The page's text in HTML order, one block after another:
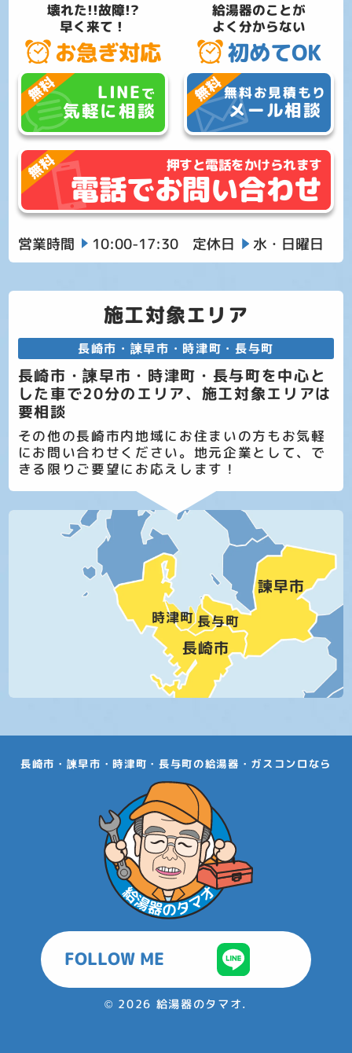
壊れた!!故障!?
早く来て！
お急ぎ対応
LINEで
気軽に相談
給湯器のことが
よく分からない
初めてOK
無料お見積もり
メール相談
押すと電話をかけられます
電話でお問い合わせ
営業時間 10:00-17:30 定休日 水・日曜日
施工対象エリア
長崎市・諫早市・時津町・長与町
長崎市・諫早市・時津町・長与町を中心と
した車で20分のエリア、施工対象エリアは
要相談
その他の長崎市内地域にお住まいの方もお気軽
にお問い合わせください。地元企業として、で
きる限りご要望にお応えします！
長崎市・諫早市・時津町・長与町の給湯器・ガスコンロなら
FOLLOW ME
© 2026 給湯器のタマオ.